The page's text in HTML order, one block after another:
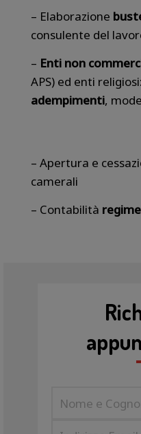
– Elaborazione
consulente del
– Enti non
APS) ed enti religiosi:
adempimenti,
– Apertura e
camerali
– Contabilità